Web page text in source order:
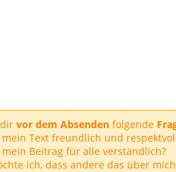
vor dem Absenden folgende
mein Text freundlich und
mein Beitrag für alle verständlich?
ich, dass andere das über